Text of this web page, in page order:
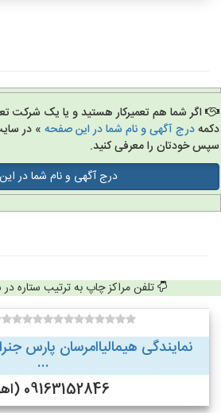
اگر شما هم تعمیرکار هستید و یا یک شرکت
درج آگهی و نام شما در این صفحه» در سایت
خودتان را معرفی کنید.
درج آگهی و نام شما در
تلفن مراکز چاپ به ترتیب ستاره در
نمایندگی هیمالیاامرسان پارس
...
09163152846 (اهواز )